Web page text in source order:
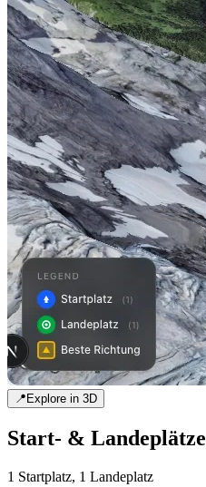
📍Explore in 3D
Start- & Landeplätze
1 Startplatz, 1 Landeplatz